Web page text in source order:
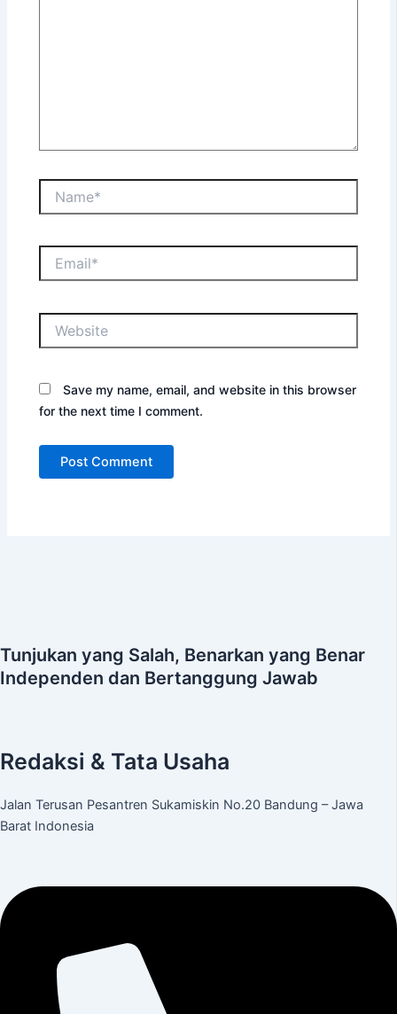
Save my name, email, and website in this browser
for the next time I comment.
Tunjukan yang Salah, Benarkan yang Benar
Independen dan Bertanggung Jawab
Redaksi & Tata Usaha
Jalan Terusan Pesantren Sukamiskin No.20 Bandung – Jawa
Barat Indonesia